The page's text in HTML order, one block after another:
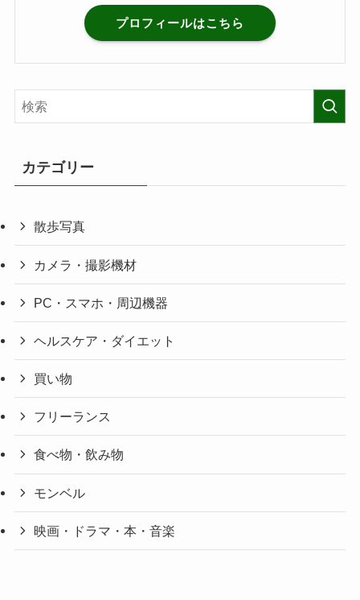
プロフィールはこちら
カテゴリー
散歩写真
カメラ・撮影機材
PC・スマホ・周辺機器
ヘルスケア・ダイエット
買い物
フリーランス
食べ物・飲み物
モンベル
映画・ドラマ・本・音楽